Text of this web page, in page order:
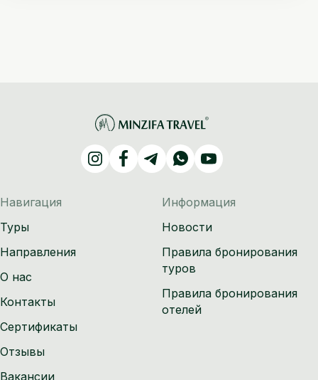
Навигация
Туры
Направления
О нас
Контакты
Сертификаты
Отзывы
Вакансии
Информация
Новости
Правила бронирования
туров
Правила бронирования
отелей